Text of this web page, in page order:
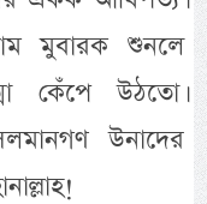
মুবারক শুনলে
কেঁপে উঠতো।
উনাদের